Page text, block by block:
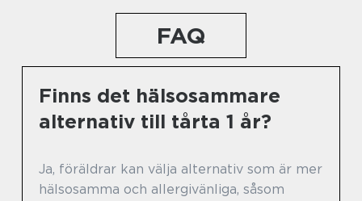
FAQ
Finns det hälsosammare
alternativ till tårta 1 år?
Ja, föräldrar kan välja alternativ som är mer
hälsosamma och allergivänliga, såsom